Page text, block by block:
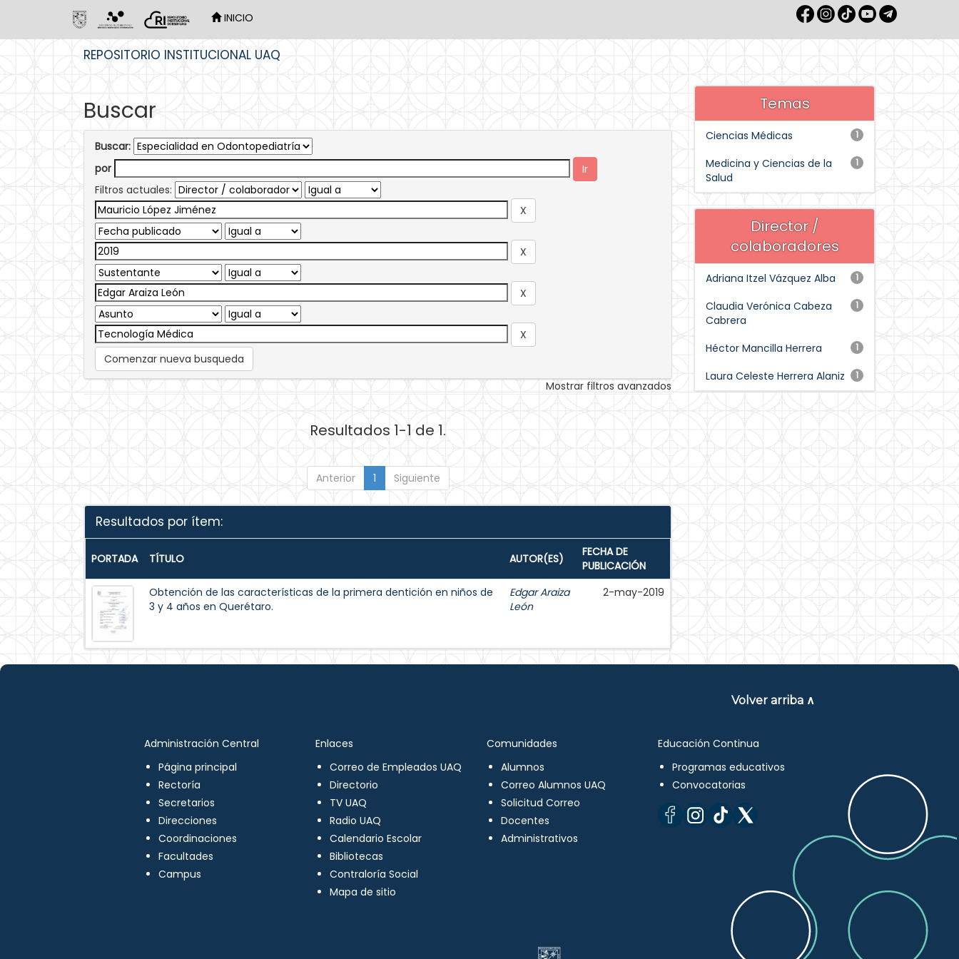
INICIO
REPOSITORIO INSTITUCIONAL UAQ
Buscar
Buscar:
por
Filtros actuales:
Comenzar nueva busqueda
Mostrar filtros avanzados
Resultados 1-1 de 1.
Anterior 1 Siguiente
Resultados por ítem:
PORTADA TÍTULO AUTOR(ES)
FECHA DE
PUBLICACIÓN
Obtención de las características de la primera dentición en niños de
3 y 4 años en Querétaro.
Edgar Araiza
León
2-may-2019
Temas
1
Ciencias Médicas
1
Medicina y Ciencias de la
Salud
Director /
colaboradores
1
Adriana Itzel Vázquez Alba
1
Claudia Verónica Cabeza
Cabrera
1
Héctor Mancilla Herrera
1
Laura Celeste Herrera Alaniz
Volver arriba ∧
Administración Central
Página principal
Rectoría
Secretarios
Direcciones
Coordinaciones
Facultades
Campus
Enlaces
Correo de Empleados UAQ
Directorio
TV UAQ
Radio UAQ
Calendario Escolar
Bibliotecas
Contraloría Social
Mapa de sitio
Comunidades
Alumnos
Correo Alumnos UAQ
Solicitud Correo
Docentes
Administrativos
Educación Continua
Programas educativos
Convocatorias